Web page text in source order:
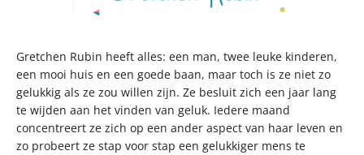
Gretchen Rubin heeft alles: een man, twee leuke kinderen,
een mooi huis en een goede baan, maar toch is ze niet zo
gelukkig als ze zou willen zijn. Ze besluit zich een jaar lang
te wijden aan het vinden van geluk. Iedere maand
concentreert ze zich op een ander aspect van haar leven en
zo probeert ze stap voor stap een gelukkiger mens te